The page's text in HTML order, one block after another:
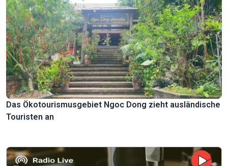
Das Ökotourismusgebiet Ngoc Dong zieht ausländische
Touristen an